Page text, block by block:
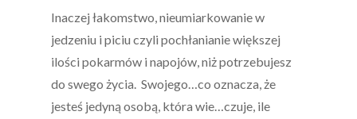
Inaczej łakomstwo, nieumiarkowanie w
jedzeniu i piciu czyli pochłanianie większej
ilości pokarmów i napojów, niż potrzebujesz
do swego życia. Swojego…co oznacza, że
jesteś jedyną osobą, która wie…czuje, ile